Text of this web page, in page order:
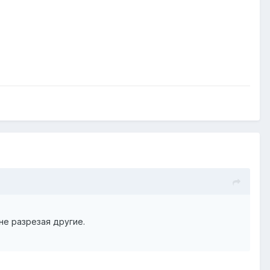
разрезая другие.